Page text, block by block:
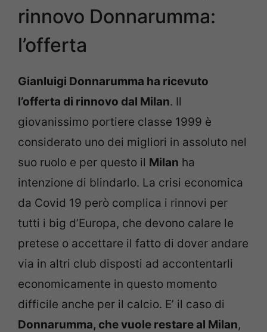
rinnovo Donnarumma:
l’offerta
Gianluigi Donnarumma ha ricevuto
l’offerta di rinnovo dal Milan. Il
giovanissimo portiere classe 1999 è
considerato uno dei migliori in assoluto nel
suo ruolo e per questo il Milan ha
intenzione di blindarlo. La crisi economica
da Covid 19 però complica i rinnovi per
tutti i big d’Europa, che devono calare le
pretese o accettare il fatto di dover andare
via in altri club disposti ad accontentarli
economicamente in questo momento
difficile anche per il calcio. E’ il caso di
Donnarumma, che vuole restare al Milan,